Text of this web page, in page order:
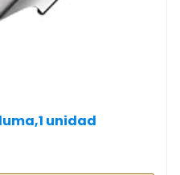
unidad